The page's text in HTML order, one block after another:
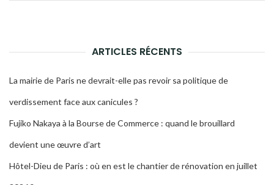
ARTICLES RÉCENTS
La mairie de Paris ne devrait-elle pas revoir sa politique de
verdissement face aux canicules ?
Fujiko Nakaya à la Bourse de Commerce : quand le brouillard
devient une œuvre d’art
Hôtel-Dieu de Paris : où en est le chantier de rénovation en juillet